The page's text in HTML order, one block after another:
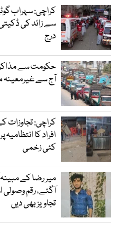
درج
حکومت سے
آج سے غیرمعینہ
کراچی: تجاوزات
افراد کا
کئی زخمی
میر رضا کے
آگئے، رقم
تجاویز بھی دیں